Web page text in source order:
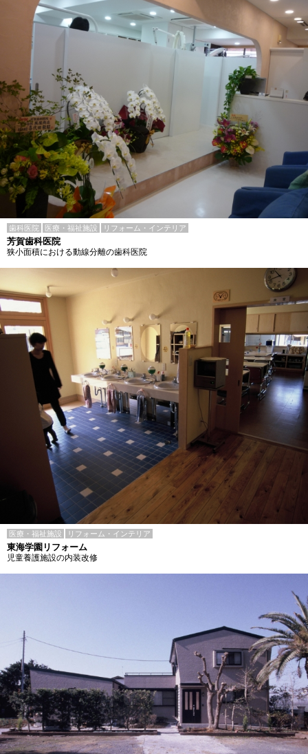
歯科医院 医療・福祉施設 リフォーム・インテリア
芳賀歯科医院
狭小面積における動線分離の歯科医院
医療・福祉施設 リフォーム・インテリア
東海学園リフォーム
児童養護施設の内装改修